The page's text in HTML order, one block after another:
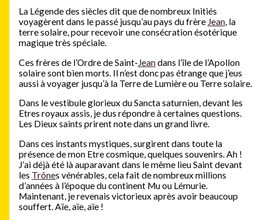
La Légende des siècles dit que de nombreux Initiés
voyagèrent dans le passé jusqu’au pays du frère Jean, la
terre solaire, pour recevoir une consécration ésotérique
magique très spéciale.
Ces frères de l’Ordre de Saint-Jeandans l’île de l’Apollon
solaire sont bien morts. Il n’est donc pas étrange que j’eus
aussi à voyager jusqu’à la Terre de Lumière ou Terre solaire.
Dans le vestibule glorieux du Sancta saturnien, devant les
Etres royaux assis, je dus répondre à certaines questions.
Les Dieux saints prirent note dans un grand livre.
Dans ces instants mystiques, surgirent dans toute la
présence de mon Etre cosmique, quelques souvenirs. Ah !
J’ai déjà été là auparavant dans le même lieu Saint devant
les Trônes vénérables, cela fait de nombreux millions
d’années à l’époque du continent Mu ou Lémurie.
Maintenant, je revenais victorieux après avoir beaucoup
souffert. Aïe, aïe, aïe !